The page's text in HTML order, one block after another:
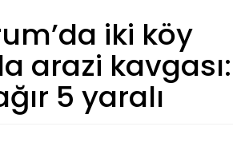
iki köy
arazi kavgası:
5 yaralı